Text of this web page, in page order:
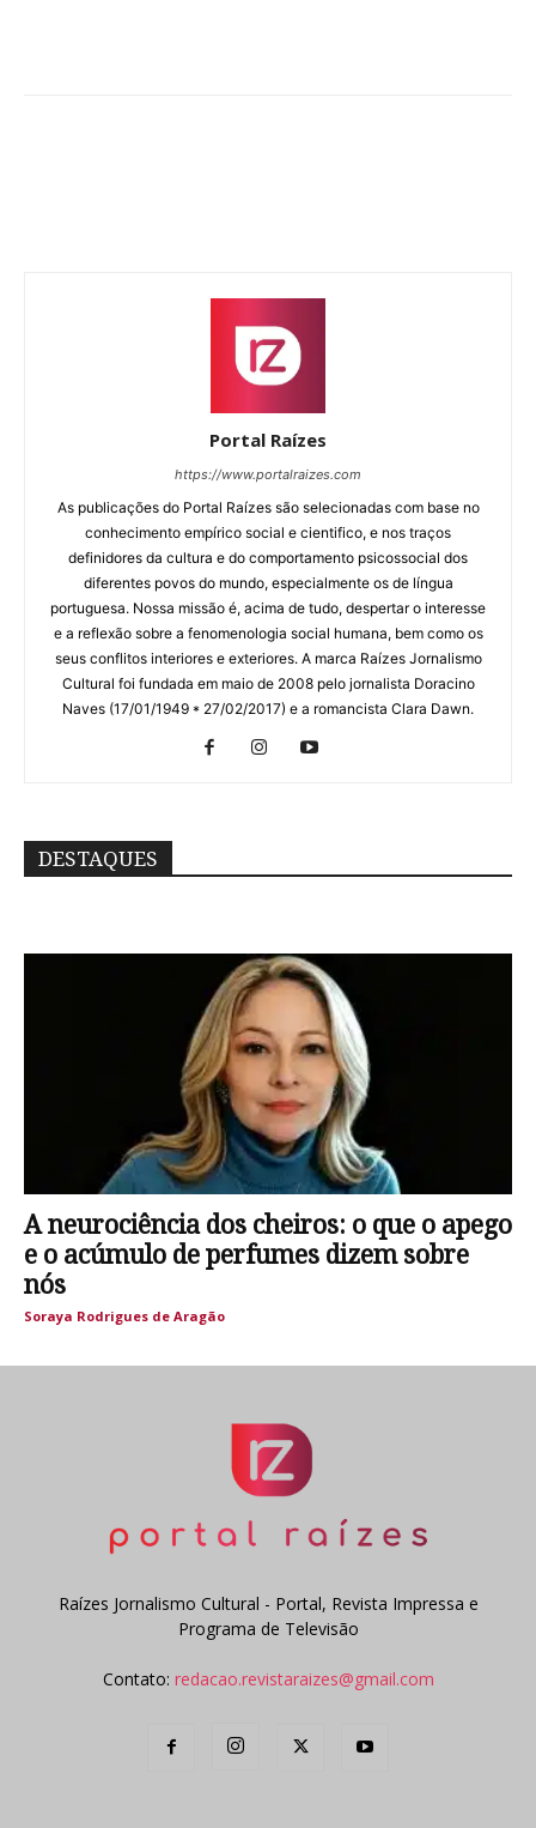
Portal Raízes
https://www.portalraizes.com
As publicações do Portal Raízes são selecionadas com base no
conhecimento empírico social e cientifico, e nos traços
definidores da cultura e do comportamento psicossocial dos
diferentes povos do mundo, especialmente os de língua
portuguesa. Nossa missão é, acima de tudo, despertar o interesse
e a reflexão sobre a fenomenologia social humana, bem como os
seus conflitos interiores e exteriores. A marca Raízes Jornalismo
Cultural foi fundada em maio de 2008 pelo jornalista Doracino
Naves (17/01/1949 * 27/02/2017) e a romancista Clara Dawn.
DESTAQUES
A neurociência dos cheiros: o que o apego
e o acúmulo de perfumes dizem sobre
nós
Soraya Rodrigues de Aragão
Raízes Jornalismo Cultural - Portal, Revista Impressa e
Programa de Televisão
Contato: redacao.revistaraizes@gmail.com